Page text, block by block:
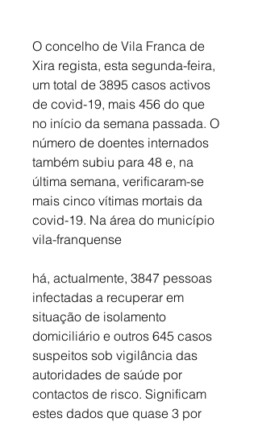
O concelho de Vila Franca de
Xira regista, esta segunda-feira,
um total de 3895 casos activos
de covid-19, mais 456 do que
no início da semana passada. O
número de doentes internados
também subiu para 48 e, na
última semana, verificaram-se
mais cinco vítimas mortais da
covid-19. Na área do município
vila-franquense
há, actualmente, 3847 pessoas
infectadas a recuperar em
situação de isolamento
domiciliário e outros 645 casos
suspeitos sob vigilância das
autoridades de saúde por
contactos de risco. Significam
estes dados que quase 3 por